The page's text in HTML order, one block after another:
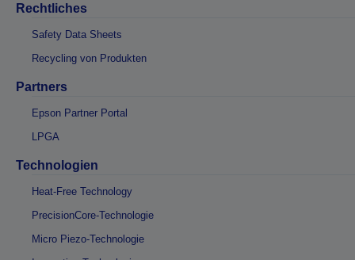
Rechtliches
Safety Data Sheets
Recycling von Produkten
Partners
Epson Partner Portal
LPGA
Technologien
Heat-Free Technology
PrecisionCore-Technologie
Micro Piezo-Technologie